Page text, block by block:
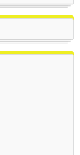
ZONA O
PARA LA